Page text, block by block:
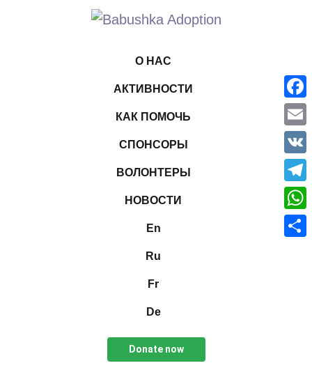
О НАС
АКТИВНОСТИ
КАК ПОМОЧЬ
СПОНСОРЫ
ВОЛОНТЕРЫ
НОВОСТИ
En
Ru
Fr
De
Donate now
Email
VK